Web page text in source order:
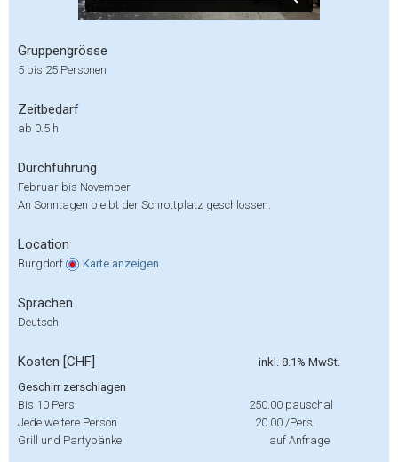
Gruppengrösse
5 bis 25 Personen
Zeitbedarf
ab 0.5 h
Durchführung
Februar bis November
An Sonntagen bleibt der Schrottplatz geschlossen.
Location
Burgdorf Karte anzeigen
Sprachen
Deutsch
Kosten [CHF]
inkl. 8.1% MwSt.
Geschirr zerschlagen
Bis 10 Pers.
250.00 pauschal
Jede weitere Person
20.00 /Pers.
Grill und Partybänke
auf Anfrage